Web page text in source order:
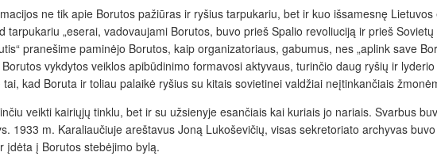
ne tik apie Borutos pažiūras ir ryšius tarpukariu, bet ir kuo išsamesnę
tarpukariu „eserai, vadovaujami Borutos, buvo prieš Spalio revoliuciją ir prieš
pranešime paminėjo Borutos, kaip organizatoriaus, gabumus, nes „aplink save
vykdytos veiklos apibūdinimo formavosi aktyvaus, turinčio daug ryšių ir
kad Boruta ir toliau palaikė ryšius su kitais sovietinei valdžiai neįtinkančiais
veikti kairiųjų tinklu, bet ir su užsienyje esančiais kai kuriais jo nariais. Svarbus
1933 m. Karaliaučiuje areštavus Joną Lukoševičių, visas sekretoriato archyvas
įdėta į Borutos stebėjimo bylą.